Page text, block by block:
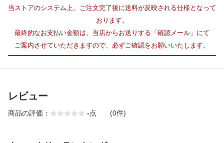
当ストアのシステム上、ご注文完了後に送料が反映される仕様となって
おります。
最終的なお支払い金額は、当店からお送りする「確認メール」にて
ご案内させていただきますので、必ずご確認をお願いいたします。
レビュー
商品の評価： -点 (0件)